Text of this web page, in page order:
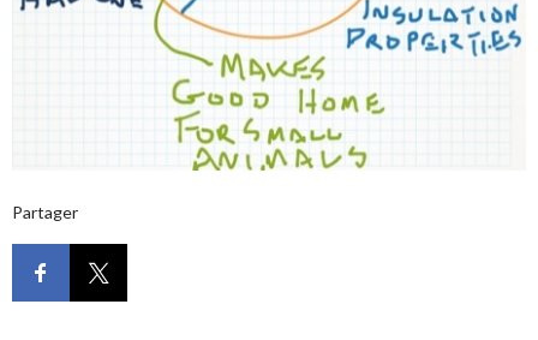
Partager